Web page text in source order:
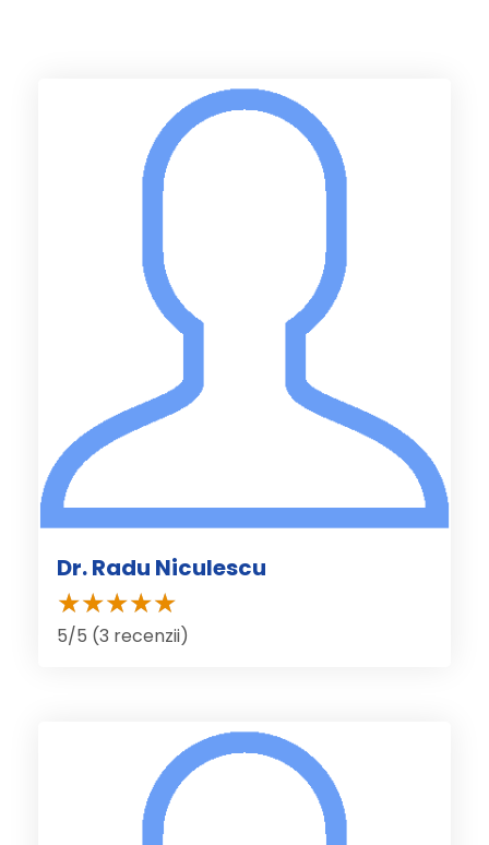
Dr. Radu Niculescu
5/5 (3 recenzii)